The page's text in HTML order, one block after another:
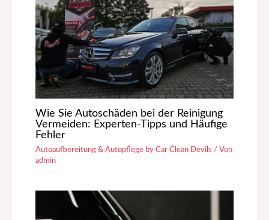
Wie Sie Autoschäden bei der Reinigung
Vermeiden: Experten-Tipps und Häufige
Fehler
Autoaufbereitung & Autopflege by Car Clean Devils / Von
admin